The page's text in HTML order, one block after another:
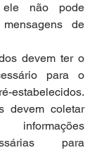
não pode
de
devem ter o
para o
estabelecidos.
devem coletar
para